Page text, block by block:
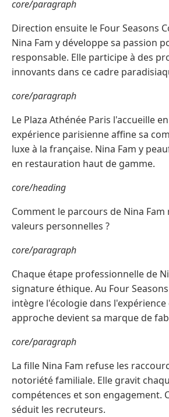
core/paragraph
Direction ensuite le Four Seasons
Nina Fam y développe sa passion
responsable. Elle participe à des
innovants dans ce cadre
core/paragraph
Le Plaza Athénée Paris l'accueille
expérience parisienne affine sa
luxe à la française. Nina Fam y
en restauration haut de gamme.
core/heading
Comment le parcours de Nina Fam
valeurs personnelles ?
core/paragraph
Chaque étape professionnelle de
signature éthique. Au Four
intègre l'écologie dans l'expérience
approche devient sa marque de
core/paragraph
La fille Nina Fam refuse les
notoriété familiale. Elle gravit
compétences et son engagement.
séduit les recruteurs.